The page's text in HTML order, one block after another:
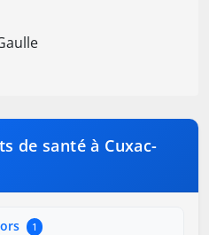
de santé à Cuxac-
1